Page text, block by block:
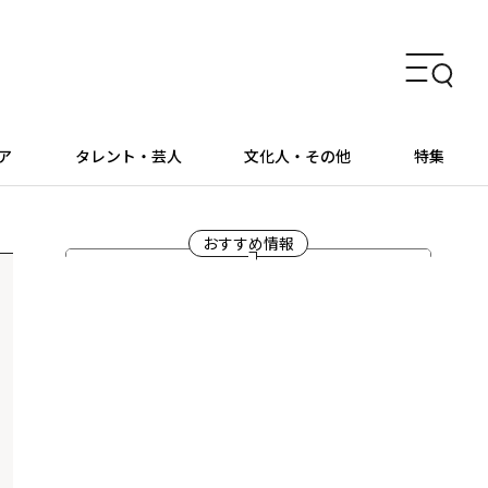
タレント・芸人 文化人・その他 特集
おすすめ情報